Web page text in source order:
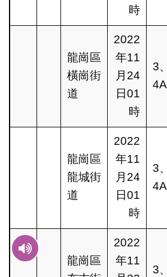
時
龍崗區
橫崗街
道
2022
年11
月24
日01
時
3、
4A
龍崗區
龍城街
道
2022
年11
月24
日01
時
3、
4A
龍崗區
2022
年11
3、